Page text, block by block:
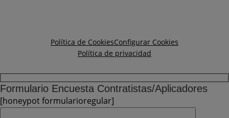
Política de CookiesConfigurar Cookies
Política de privacidad
Formulario Encuesta Contratistas/Aplicadores
[honeypot formularioregular]